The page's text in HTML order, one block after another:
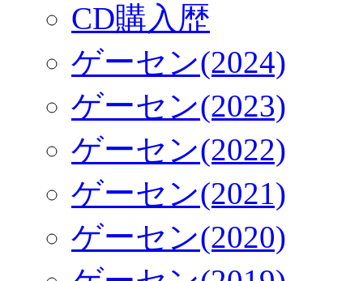
CD購入歴
ゲーセン(2024)
ゲーセン(2023)
ゲーセン(2022)
ゲーセン(2021)
ゲーセン(2020)